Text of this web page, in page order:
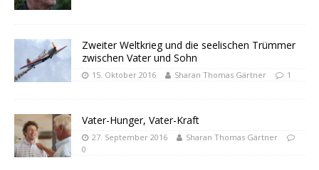
Zweiter Weltkrieg und die seelischen Trümmer
zwischen Vater und Sohn
15. Oktober 2016 Sharan Thomas Gärtner 1
Vater-Hunger, Vater-Kraft
27. September 2016
Sharan Thomas Gärtner
0